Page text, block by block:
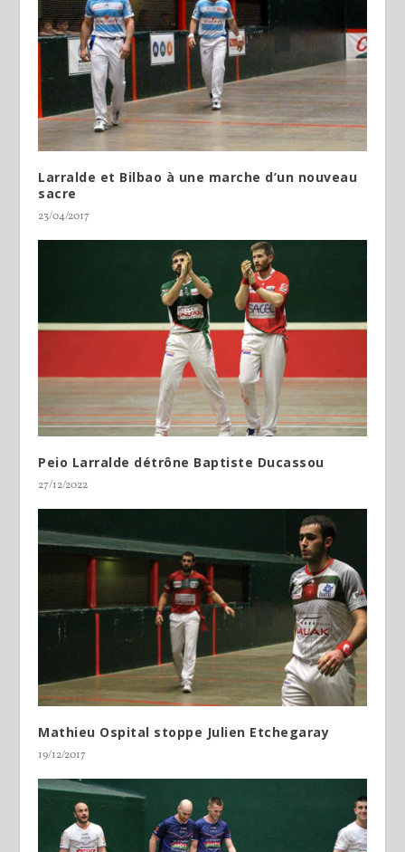
Larralde et Bilbao à une marche d’un nouveau
sacre
23/04/2017
Peio Larralde détrône Baptiste Ducassou
27/12/2022
Mathieu Ospital stoppe Julien Etchegaray
19/12/2017